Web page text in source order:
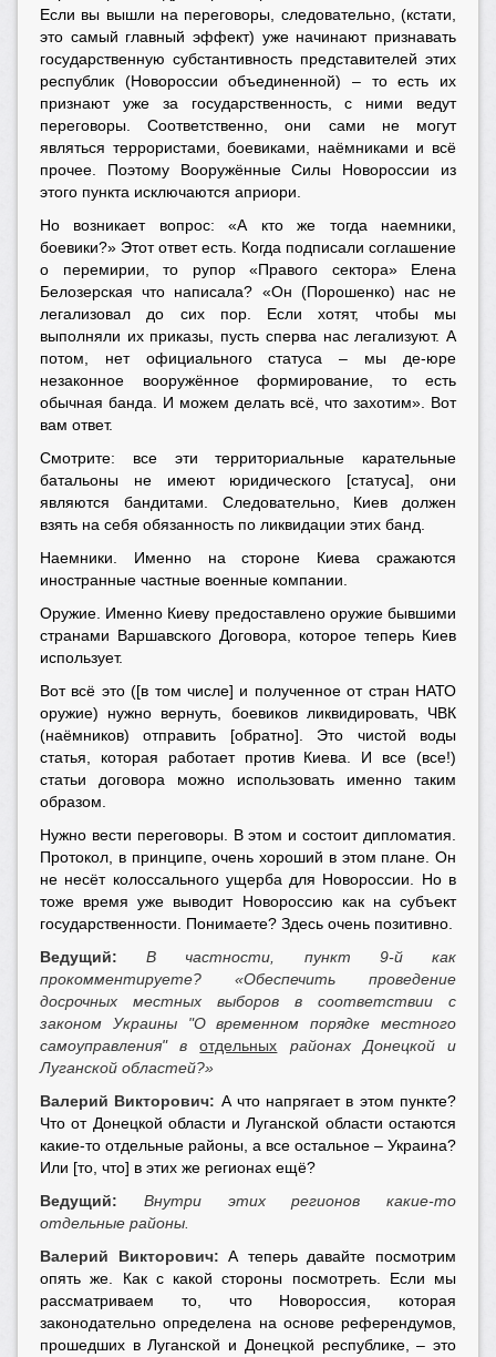
Если вы вышли на переговоры, следовательно, (кстати,
это самый главный эффект) уже начинают признавать
государственную субстантивность представителей этих
республик (Новороссии объединенной) – то есть их
признают уже за государственность, с ними ведут
переговоры. Соответственно, они сами не могут
являться террористами, боевиками, наёмниками и всё
прочее. Поэтому Вооружённые Силы Новороссии из
этого пункта исключаются априори.
Но возникает вопрос: «А кто же тогда наемники,
боевики?» Этот ответ есть. Когда подписали соглашение
о перемирии, то рупор «Правого сектора» Елена
Белозерская что написала? «Он (Порошенко) нас не
легализовал до сих пор. Если хотят, чтобы мы
выполняли их приказы, пусть сперва нас легализуют. А
потом, нет официального статуса – мы де-юре
незаконное вооружённое формирование, то есть
обычная банда. И можем делать всё, что захотим». Вот
вам ответ.
Смотрите: все эти территориальные карательные
батальоны не имеют юридического [статуса], они
являются бандитами. Следовательно, Киев должен
взять на себя обязанность по ликвидации этих банд.
Наемники. Именно на стороне Киева сражаются
иностранные частные военные компании.
Оружие. Именно Киеву предоставлено оружие бывшими
странами Варшавского Договора, которое теперь Киев
использует.
Вот всё это ([в том числе] и полученное от стран НАТО
оружие) нужно вернуть, боевиков ликвидировать, ЧВК
(наёмников) отправить [обратно]. Это чистой воды
статья, которая работает против Киева. И все (все!)
статьи договора можно использовать именно таким
образом.
Нужно вести переговоры. В этом и состоит дипломатия.
Протокол, в принципе, очень хороший в этом плане. Он
не несёт колоссального ущерба для Новороссии. Но в
тоже время уже выводит Новороссию как на субъект
государственности. Понимаете? Здесь очень позитивно.
Ведущий:В частности, пункт 9-й как
прокомментируете? «Обеспечить проведение
досрочных местных выборов в соответствии с
законом Украины "О временном порядке местного
самоуправления" вотдельных районах Донецкой и
Луганской областей?»
Валерий Викторович: А что напрягает в этом пункте?
Что от Донецкой области и Луганской области остаются
какие-то отдельные районы, а все остальное – Украина?
Или [то, что] в этих же регионах ещё?
Ведущий: Внутри этих регионов какие-то
отдельные районы.
Валерий Викторович:А теперь давайте посмотрим
опять же. Как с какой стороны посмотреть. Если мы
рассматриваем то, что Новороссия, которая
законодательно определена на основе референдумов,
прошедших в Луганской и Донецкой республике, – это